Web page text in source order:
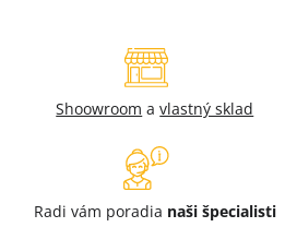
Shoowroom avlastný sklad
Radi vám poradia naši špecialisti